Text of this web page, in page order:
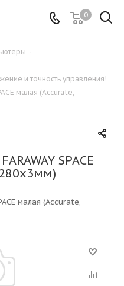
0
-
и точность управления!
малая (Accurate,
SPACE
малая (Accurate,